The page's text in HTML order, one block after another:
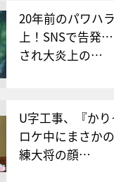
20年前のパワハ
上！SNSで告発
され大炎上の…
U字工事、『かり
ロケ中にまさか
練大将の顔…